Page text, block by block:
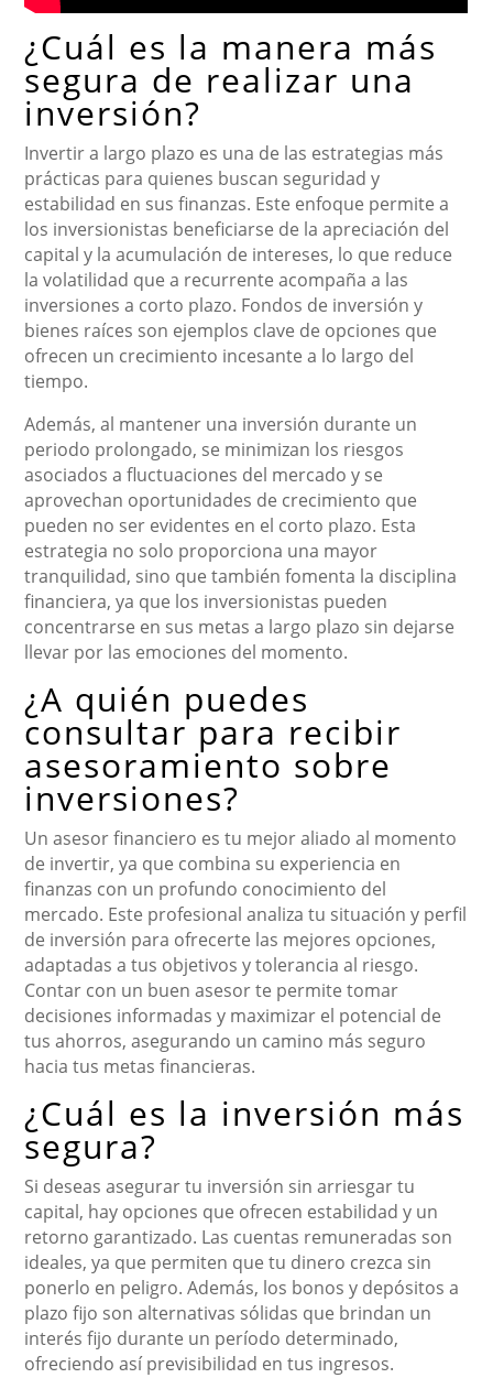
¿Cuál es la manera más
segura de realizar una
inversión?
Invertir a largo plazo es una de las estrategias más
prácticas para quienes buscan seguridad y
estabilidad en sus finanzas. Este enfoque permite a
los inversionistas beneficiarse de la apreciación del
capital y la acumulación de intereses, lo que reduce
la volatilidad que a recurrente acompaña a las
inversiones a corto plazo. Fondos de inversión y
bienes raíces son ejemplos clave de opciones que
ofrecen un crecimiento incesante a lo largo del
tiempo.
Además, al mantener una inversión durante un
periodo prolongado, se minimizan los riesgos
asociados a fluctuaciones del mercado y se
aprovechan oportunidades de crecimiento que
pueden no ser evidentes en el corto plazo. Esta
estrategia no solo proporciona una mayor
tranquilidad, sino que también fomenta la disciplina
financiera, ya que los inversionistas pueden
concentrarse en sus metas a largo plazo sin dejarse
llevar por las emociones del momento.
¿A quién puedes
consultar para recibir
asesoramiento sobre
inversiones?
Un asesor financiero es tu mejor aliado al momento
de invertir, ya que combina su experiencia en
finanzas con un profundo conocimiento del
mercado. Este profesional analiza tu situación y perfil
de inversión para ofrecerte las mejores opciones,
adaptadas a tus objetivos y tolerancia al riesgo.
Contar con un buen asesor te permite tomar
decisiones informadas y maximizar el potencial de
tus ahorros, asegurando un camino más seguro
hacia tus metas financieras.
¿Cuál es la inversión más
segura?
Si deseas asegurar tu inversión sin arriesgar tu
capital, hay opciones que ofrecen estabilidad y un
retorno garantizado. Las cuentas remuneradas son
ideales, ya que permiten que tu dinero crezca sin
ponerlo en peligro. Además, los bonos y depósitos a
plazo fijo son alternativas sólidas que brindan un
interés fijo durante un período determinado,
ofreciendo así previsibilidad en tus ingresos.